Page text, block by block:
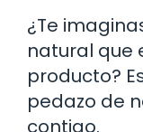
¿Te
natural que
producto?
pedazo de
contigo.